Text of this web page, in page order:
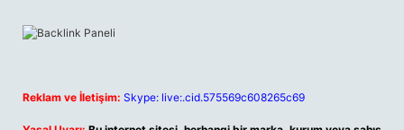
Reklam ve İletişim: Skype: live:.cid.575569c608265c69